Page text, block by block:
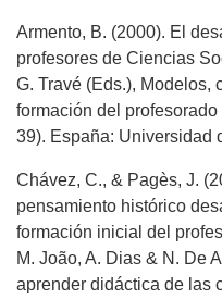
Armento, B. (2000). El
profesores de Ciencias
G. Travé (Eds.), Modelos,
formación del
39). España: Universidad
Chávez, C., & Pagès, J.
pensamiento histórico
formación inicial del
M. João, A. Dias & N. De
aprender didáctica de las